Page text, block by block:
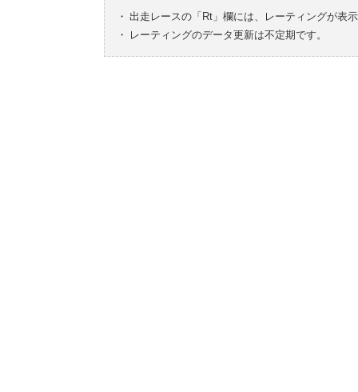
・ 出走レースの「Rt」欄には、レーティングが表
・
レーティングのデータ更新は不定期です。